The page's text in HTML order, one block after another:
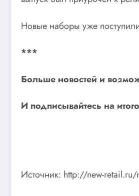
Новые наборы уже
***
Больше новостей и
И подписывайтесь на
Источник: http://new-